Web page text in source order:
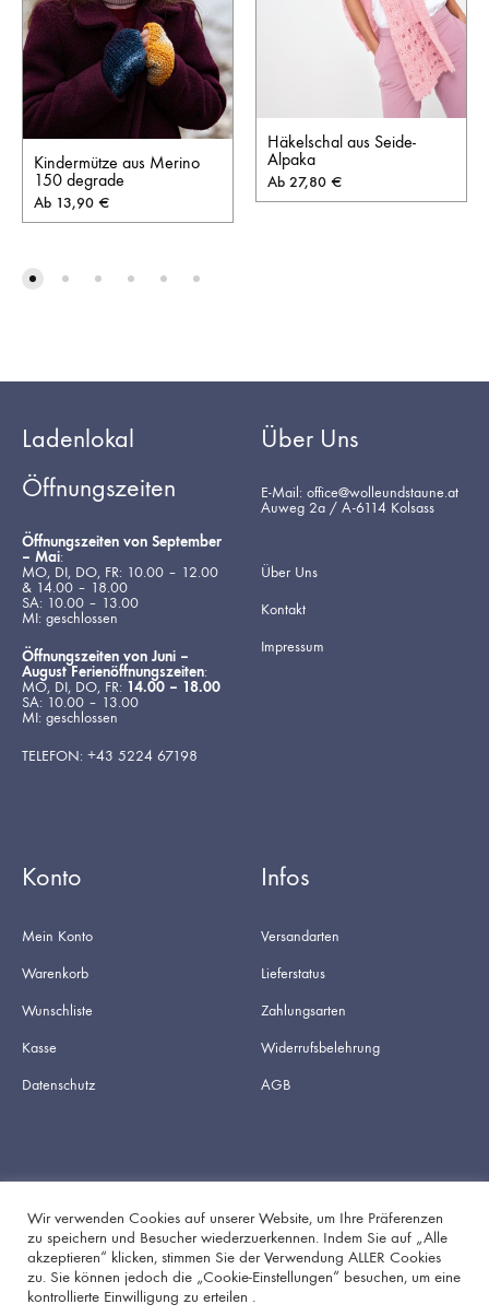
Kindermütze aus Merino
150 degrade
Ab 13,90 €
Häkelschal aus Seide-
Alpaka
Ab 27,80 €
Ladenlokal
Öffnungszeiten
Öffnungszeiten von September
– Mai:
MO, DI, DO, FR: 10.00 – 12.00
& 14.00 – 18.00
SA: 10.00 – 13.00
MI: geschlossen
Öffnungszeiten von Juni –
August Ferienöffnungszeiten:
MO, DI, DO, FR: 14.00 – 18.00
SA: 10.00 – 13.00
MI: geschlossen
TELEFON: +43 5224 67198
Über Uns
E-Mail: office@wolleundstaune.at
Auweg 2a / A-6114 Kolsass
Über Uns
Kontakt
Impressum
Konto
Mein Konto
Warenkorb
Wunschliste
Kasse
Datenschutz
Infos
Versandarten
Lieferstatus
Zahlungsarten
Widerrufsbelehrung
AGB
FacebookInstagram
Wir verwenden Cookies auf unserer Website, um Ihre Präferenzen
zu speichern und Besucher wiederzuerkennen. Indem Sie auf „Alle
akzeptieren“ klicken, stimmen Sie der Verwendung ALLER Cookies
zu. Sie können jedoch die „Cookie-Einstellungen“ besuchen, um eine
kontrollierte Einwilligung zu erteilen .